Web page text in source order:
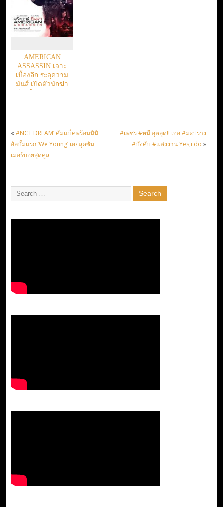
AMERICAN
ASSASSIN เจาะ
เบื้องลึก ระอุความ
มันส์ เปิดตัวนักฆ่า
« #NCT DREAM’ คัมแบ็คพร้อมมินิ
อัลบั้มแรก ‘We Young’ เผยลุคซัม
เมอร์บอยสุดคูล
#เพชร #หนี อุตลุด!! เจอ #มะปราง
#บังคับ #แต่งงาน Yes,i do »